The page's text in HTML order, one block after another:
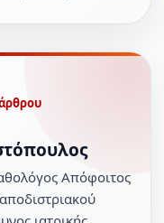
Απόφοιτος